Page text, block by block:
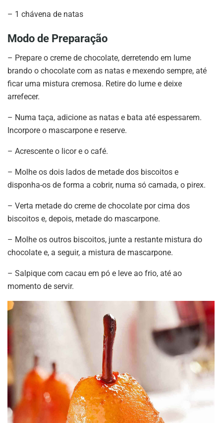
– 1 chávena de natas
Modo de Preparação
– Prepare o creme de chocolate, derretendo em lume
brando o chocolate com as natas e mexendo sempre, até
ficar uma mistura cremosa. Retire do lume e deixe
arrefecer.
– Numa taça, adicione as natas e bata até espessarem.
Incorpore o mascarpone e reserve.
– Acrescente o licor e o café.
– Molhe os dois lados de metade dos biscoitos e
disponha-os de forma a cobrir, numa só camada, o pirex.
– Verta metade do creme de chocolate por cima dos
biscoitos e, depois, metade do mascarpone.
– Molhe os outros biscoitos, junte a restante mistura do
chocolate e, a seguir, a mistura de mascarpone.
– Salpique com cacau em pó e leve ao frio, até ao
momento de servir.